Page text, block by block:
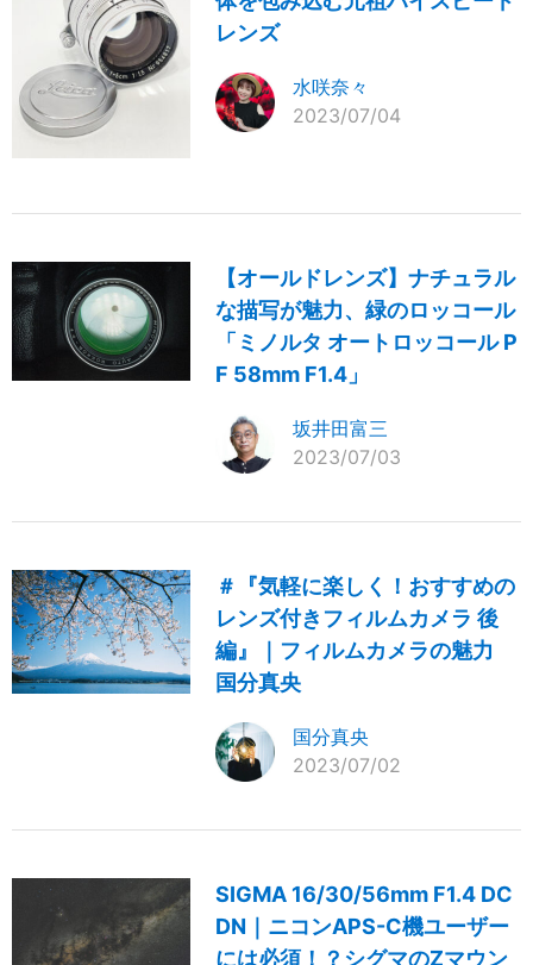
レンズ
水咲奈々
2023/07/04
【オールドレンズ】ナチュラル
な描写が魅力、緑のロッコール
「ミノルタ オートロッコール P
F 58mm F1.4」
坂井田富三
2023/07/03
＃『気軽に楽しく！おすすめの
レンズ付きフィルムカメラ 後
編』｜フィルムカメラの魅力
国分真央
国分真央
2023/07/02
SIGMA 16/30/56mm F1.4 DC
DN｜ニコンAPS-C機ユーザー
には必須！？シグマのZマウン